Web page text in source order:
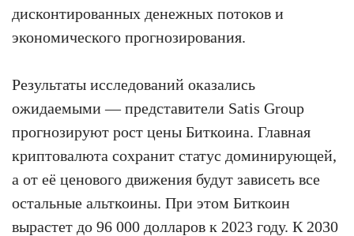
дисконтированных денежных потоков и
экономического прогнозирования.
Результаты исследований оказались
ожидаемыми — представители Satis Group
прогнозируют рост цены Биткоина. Главная
криптовалюта сохранит статус доминирующей,
а от её ценового движения будут зависеть все
остальные альткоины. При этом Биткоин
вырастет до 96 000 долларов к 2023 году. К 2030